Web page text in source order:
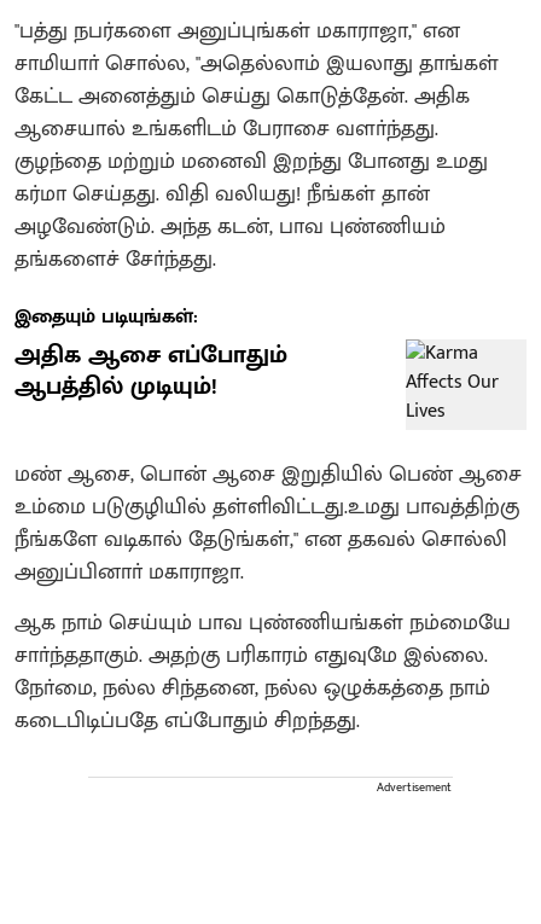
"பத்து நபர்களை அனுப்புங்கள் மகாராஜா," என
சாமியாா் சொல்ல, "அதெல்லாம் இயலாது தாங்கள்
கேட்ட அனைத்தும் செய்து கொடுத்தேன். அதிக
ஆசையால் உங்களிடம் பேராசை வளா்ந்தது.
குழந்தை மற்றும் மனைவி இறந்து போனது உமது
கர்மா செய்தது. விதி வலியது! நீங்கள் தான்
அழவேண்டும். அந்த கடன், பாவ புண்ணியம்
தங்களைச் சோ்ந்தது.
இதையும் படியுங்கள்:
அதிக ஆசை எப்போதும்
ஆபத்தில் முடியும்!
மண் ஆசை, பொன் ஆசை இறுதியில் பெண் ஆசை
உம்மை படுகுழியில் தள்ளிவிட்டது.உமது பாவத்திற்கு
நீங்களே வடிகால் தேடுங்கள்," என தகவல் சொல்லி
அனுப்பினாா் மகாராஜா.
ஆக நாம் செய்யும் பாவ புண்ணியங்கள் நம்மையே
சாா்ந்ததாகும். அதற்கு பரிகாரம் எதுவுமே இல்லை.
நோ்மை, நல்ல சிந்தனை, நல்ல ஒழுக்கத்தை நாம்
கடைபிடிப்பதே எப்போதும் சிறந்தது.
Advertisement